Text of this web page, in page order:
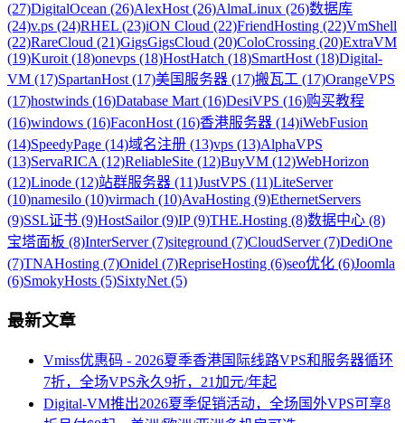
(27)DigitalOcean (26)AlexHost (26)AlmaLinux (26)数据库
(24)v.ps (24)RHEL (23)iON Cloud (22)FriendHosting (22)VmShell
(22)RareCloud (21)GigsGigsCloud (20)ColoCrossing (20)ExtraVM
(19)Kuroit (18)onevps (18)HostHatch (18)SmartHost (18)Digital-
VM (17)SpartanHost (17)美国服务器 (17)搬瓦工 (17)OrangeVPS
(17)hostwinds (16)Database Mart (16)DesiVPS (16)购买教程
(16)windows (16)FaconHost (16)香港服务器 (14)iWebFusion
(14)SpeedyPage (14)域名注册 (13)vps (13)AlphaVPS
(13)ServaRICA (12)ReliableSite (12)BuyVM (12)WebHorizon
(12)Linode (12)站群服务器 (11)JustVPS (11)LiteServer
(10)namesilo (10)virmach (10)AvaHosting (9)EthernetServers
(9)SSL证书 (9)HostSailor (9)IP (9)THE.Hosting (8)数据中心 (8)
宝塔面板 (8)InterServer (7)siteground (7)CloudServer (7)DediOne
(7)TNAHosting (7)Onidel (7)RepriseHosting (6)seo优化 (6)Joomla
(6)SmokyHosts (5)SixtyNet (5)
最新文章
Vmiss优惠码 - 2026夏季香港国际线路VPS和服务器循环
7折，全场VPS永久9折，21加元/年起
Digital-VM推出2026夏季促销活动，全场国外VPS可享8